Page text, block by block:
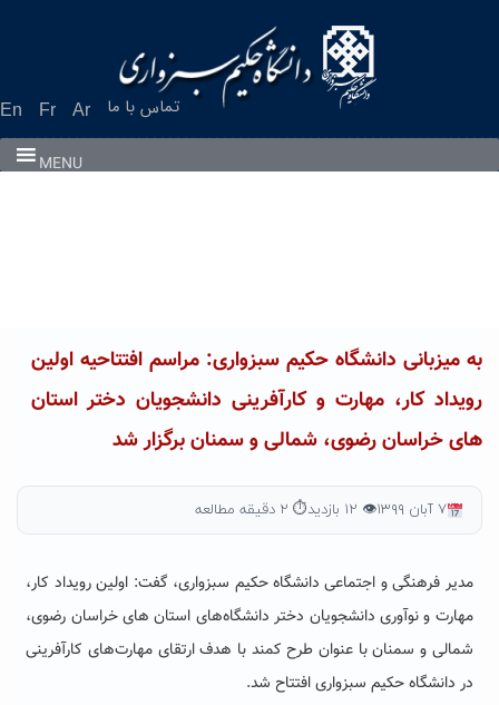
En Fr Ar تماس با ما
MENU
به میزبانی دانشگاه حکیم سبزواری: مراسم افتتاحیه اولین
رویداد کار، مهارت و کارآفرینی دانشجویان دختر استان
های خراسان رضوی، شمالی و سمنان برگزار شد
۷ آبان ۱۳۹۹ 👁 ۱۲ بازدید ⏱ ۲ دقیقه مطالعه
مدیر فرهنگی و اجتماعی دانشگاه حکیم سبزواری، گفت: اولین رویداد کار،
مهارت و نوآوری دانشجویان دختر دانشگاه‌های استان های خراسان رضوی،
شمالی و سمنان با عنوان طرح کمند با هدف ارتقای مهارت‌های کارآفرینی
در دانشگاه حکیم سبزواری افتتاح شد.